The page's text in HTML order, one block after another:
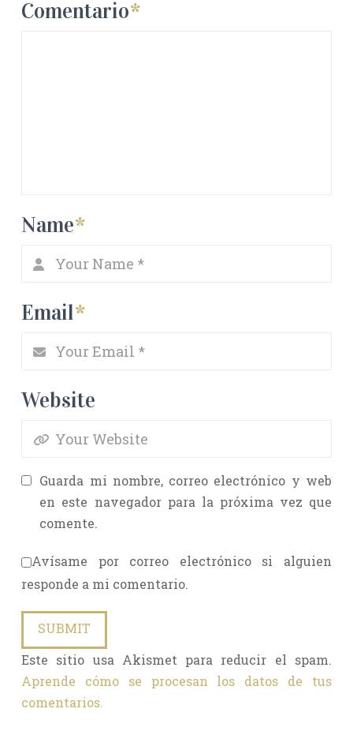
Comentario*
Name*
Email*
Website
Guarda mi nombre, correo electrónico y web
en este navegador para la próxima vez que
comente.
Avísame por correo electrónico si alguien
responde a mi comentario.
Este sitio usa Akismet para reducir el spam.
Aprende cómo se procesan los datos de tus
comentarios.